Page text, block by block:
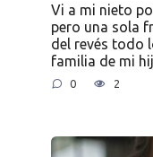
Vi a mi nieto
pero una sola
del revés todo
familia de mi
0 2